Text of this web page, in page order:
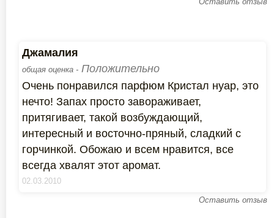
Джамалия
общая оценка - Положительно
Очень понравился парфюм Кристал нуар, это
нечто! Запах просто завораживает,
притягивает, такой возбуждающий,
интересный и восточно-пряный, сладкий с
горчинкой. Обожаю и всем нравится, все
всегда хвалят этот аромат.
02.03.2010
Оставить отзыв